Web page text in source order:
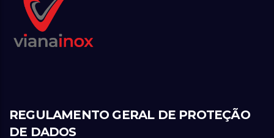
REGULAMENTO GERAL DE PROTEÇÃO
DE DADOS